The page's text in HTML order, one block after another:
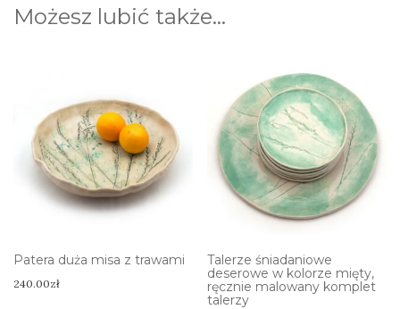
Możesz lubić także…
Patera duża misa z trawami
240.00zł
Talerze śniadaniowe
deserowe w kolorze mięty,
ręcznie malowany komplet
talerzy